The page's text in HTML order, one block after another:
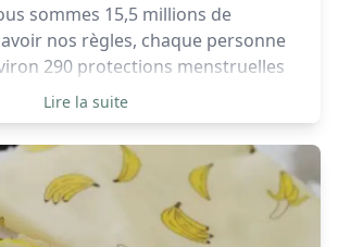
sommes 15,5 millions de
nos règles, chaque personne
290 protections menstruelles
alors le nombre de déchets sur
vie, cela engendre énormément
ces protections ne se
Lire la suite